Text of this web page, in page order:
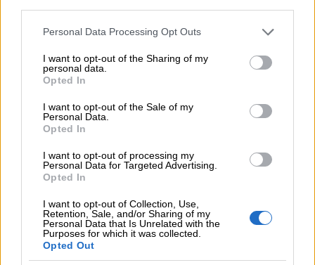
Please note that this website/app uses one or more Google
not limited to your visit or usage behaviour. You may click to
grant or deny consent to Google and its third-party tags to
use your data for below specified purposes in below Google
consent section.
Personal Data Processing Opt Outs
I want to opt-out of the Sharing of my
personal data.
Opted In
I want to opt-out of the Sale of my
Personal Data.
Opted In
I want to opt-out of processing my
Personal Data for Targeted Advertising.
Opted In
I want to opt-out of Collection, Use,
Retention, Sale, and/or Sharing of my
Personal Data that Is Unrelated with the
Purposes for which it was collected.
Opted Out
Yhdessä kohti
vastuullisempaa